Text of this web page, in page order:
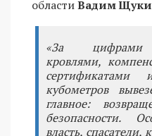
областиВадим
«За цифрами
кровлями,
сертификатами
кубометров
главное:
безопасности.
власть,